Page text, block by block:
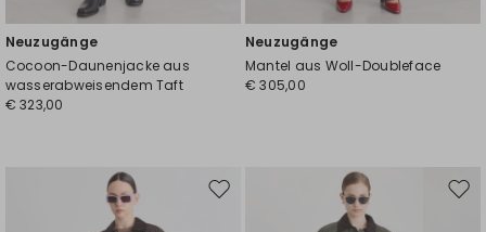
Neuzugänge
Cocoon-Daunenjacke aus
wasserabweisendem Taft
€ 323,00
Neuzugänge
Mantel aus Woll-Doubleface
€ 305,00
Auf
Auf